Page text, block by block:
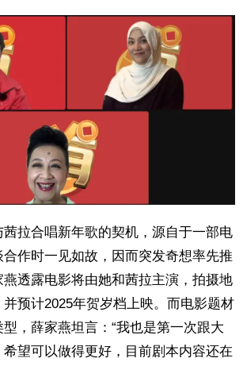
拉合唱新年歌的契机，源自于一部电
作时一见如故，因而突发奇想率先推
透露电影将由她和茜拉主演，拍摄地
预计2025年贺岁档上映。而电影题材
，薛家燕坦言：“我也是第一次跟大
望可以做得更好，目前剧本内容还在